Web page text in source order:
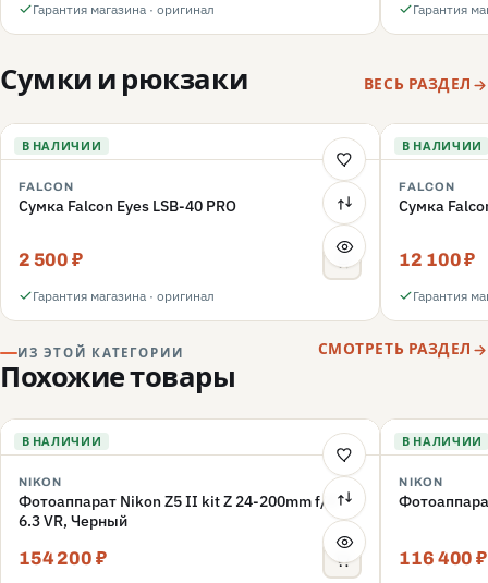
Гарантия магазина · оригинал Гарантия
Сумки и рюкзаки ВЕСЬ РАЗДЕЛ
В НАЛИЧИИ
FALCON
Сумка Falcon Eyes LSB-40 PRO
2 500 ₽
Гарантия магазина · оригинал
В НАЛИЧИИ
FALCON
Сумка
12 100 ₽
Гарантия
ИЗ ЭТОЙ КАТЕГОРИИ
Похожие товары
СМОТРЕТЬ РАЗДЕЛ
В НАЛИЧИИ
NIKON
Фотоаппарат Nikon Z5 II kit Z 24-200mm f/4-
6.3 VR, Черный
154 200 ₽
В НАЛИЧИИ
NIKON
116 400 ₽